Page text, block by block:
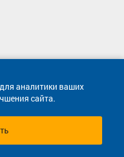
для аналитики ваших
сайта.
сервис продажи